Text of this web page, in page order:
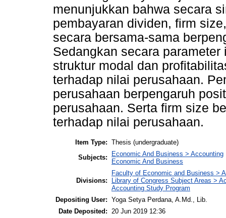
menunjukkan bahwa secara
pembayaran dividen, firm
secara bersama-sama
Sedangkan secara
struktur modal dan
terhadap nilai perusahaan.
perusahaan berpengaruh
perusahaan. Serta firm size
terhadap nilai perusahaan.
Item Type: Thesis (undergraduate)
Subjects:
Economic And Business > Accounting
Economic And Business
Divisions:
Faculty of Economic and Business >
Library of Congress Subject Areas >
Accounting Study Program
Depositing User: Yoga Setya Perdana, A.Md., Lib.
Date Deposited:
20 Jun 2019 12:36